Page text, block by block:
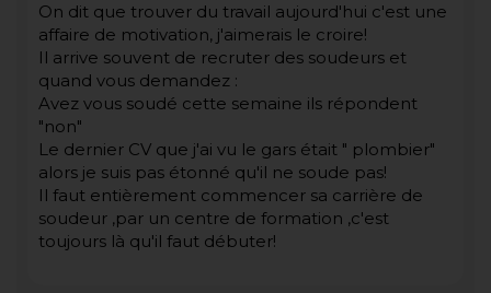
On dit que trouver du travail aujourd'hui c'est une
affaire de motivation, j'aimerais le croire!
Il arrive souvent de recruter des soudeurs et
quand vous demandez :
Avez vous soudé cette semaine ils répondent
"non"
Le dernier CV que j'ai vu le gars était " plombier"
alors je suis pas étonné qu'il ne soude pas!
Il faut entièrement commencer sa carrière de
soudeur ,par un centre de formation ,c'est
toujours là qu'il faut débuter!